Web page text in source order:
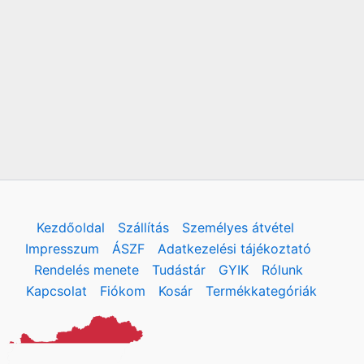
Kezdőoldal Szállítás
Személyes átvétel
Impresszum
ÁSZF
Adatkezelési tájékoztató
Rendelés menete
Tudástár GYIK
Rólunk
Kapcsolat
Fiókom Kosár Termékkategóriák